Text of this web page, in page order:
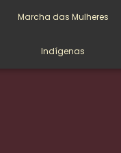
Marcha das Mulheres
Indígenas